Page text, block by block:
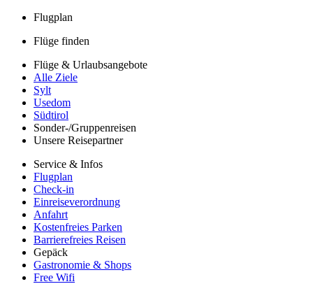
Flugplan
Flüge finden
Flüge & Urlaubsangebote
Alle Ziele
Sylt
Usedom
Südtirol
Sonder-/Gruppenreisen
Unsere Reisepartner
Service & Infos
Flugplan
Check-in
Einreiseverordnung
Anfahrt
Kostenfreies Parken
Barrierefreies Reisen
Gepäck
Gastronomie & Shops
Free Wifi